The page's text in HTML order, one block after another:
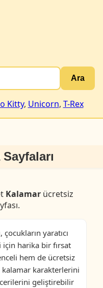
Ara
Kitty, Unicorn, T-Rex
Kalamarücretsiz
yaratıcı
harika bir fırsat
hem de ücretsiz
kalamar karakterlerini
geliştirebilir